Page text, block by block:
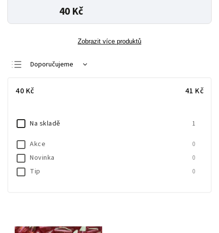
40 Kč
Zobrazit více produktů
Doporučujeme
Nejdražší
Abecedně
40 Kč 41 Kč
Na skladě 1
Akce 0
Novinka 0
Tip 0